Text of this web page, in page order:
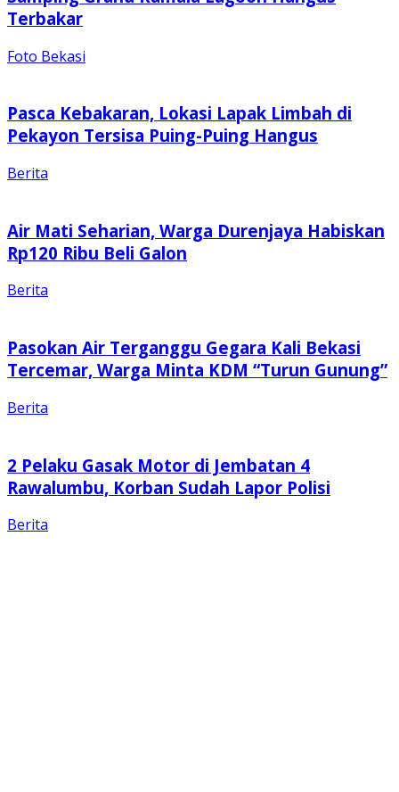
Terbakar
Foto Bekasi
Pasca Kebakaran, Lokasi Lapak Limbah di
Pekayon Tersisa Puing-Puing Hangus
Berita
Air Mati Seharian, Warga Durenjaya Habiskan
Rp120 Ribu Beli Galon
Berita
Pasokan Air Terganggu Gegara Kali Bekasi
Tercemar, Warga Minta KDM “Turun Gunung”
Berita
2 Pelaku Gasak Motor di Jembatan 4
Rawalumbu, Korban Sudah Lapor Polisi
Berita